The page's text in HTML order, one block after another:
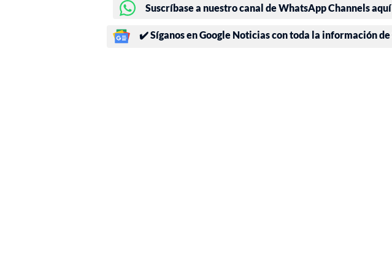
Suscríbase a nuestro canal de WhatsApp Channels aquí
✔️ Síganos en Google Noticias con toda la información